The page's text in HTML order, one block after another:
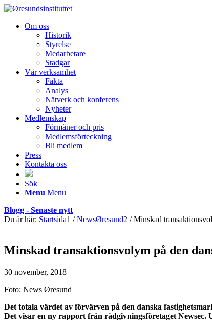
Om oss
Historik
Styrelse
Medarbetare
Stadgar
Vår verksamhet
Fakta
Analys
Nätverk och konferens
Nyheter
Medlemskap
Förmåner och pris
Medlemsförteckning
Bli medlem
Press
Kontakta oss
Sök
Menu Menu
Blogg - Senaste nytt
Du är här: Startsida1 / NewsØresund2 / Minskad
Minskad transaktionsvolym på den
30 november, 2018
Foto: News Øresund
Det totala värdet av förvärven på den danska
Det visar en ny rapport från rådgivningsföretaget